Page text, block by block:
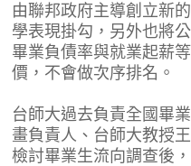
由聯邦政府主導創立新
學表現掛勾，另外也將
畢業負債率與就業起薪
價，不會做次序排名。
台師大過去負責全國畢
畫負責人、台師大教授
檢討畢業生流向調查後